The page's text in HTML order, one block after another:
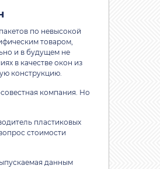
по невысокой
товаром,
и в будущем не
в качестве окон из
конструкцию.
компания. Но
пластиковых
стоимости
данным